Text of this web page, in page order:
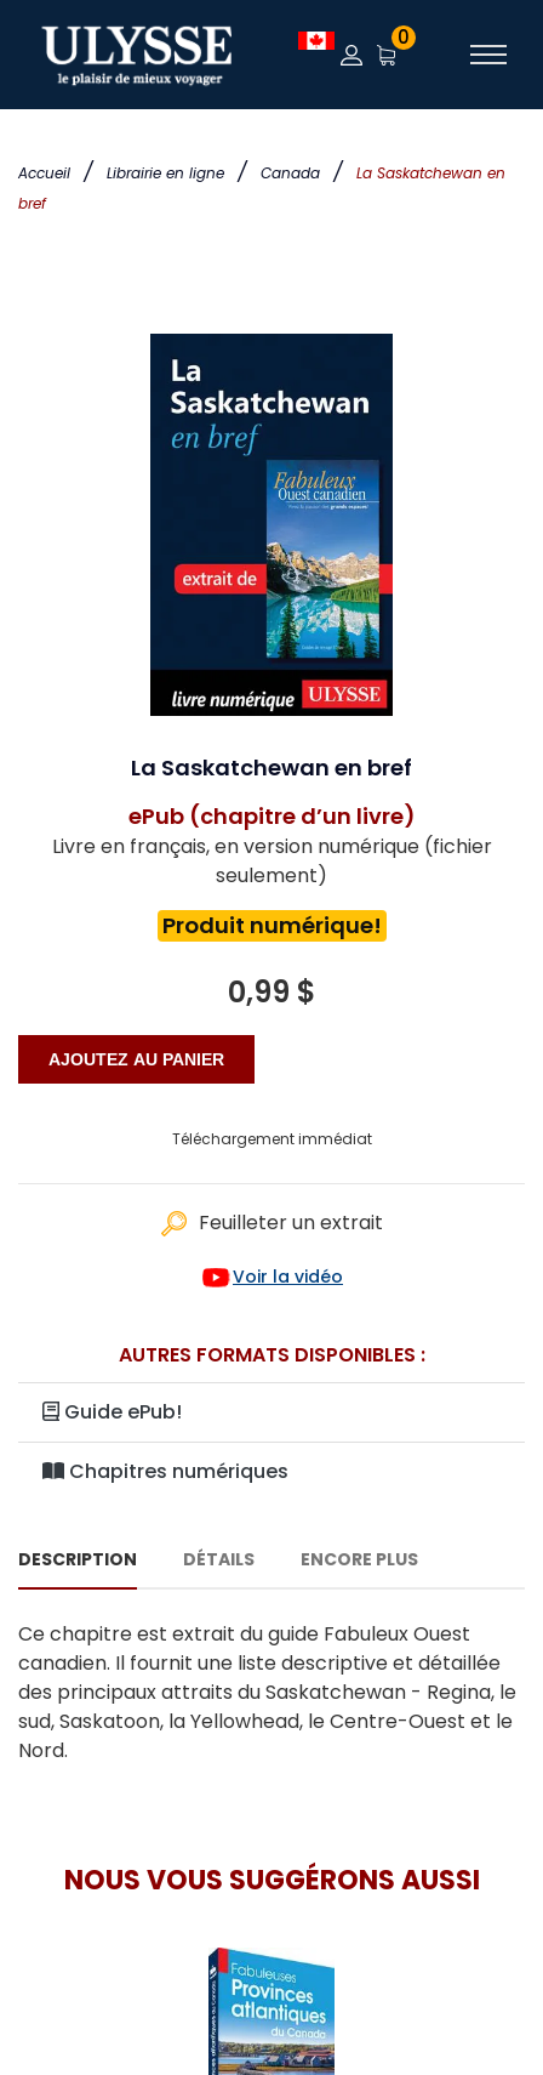
Accueil / Librairie en ligne / Canada /
La Saskatchewan en
bref
0
La Saskatchewan en bref
ePub (chapitre d’un livre)
Livre en français, en version numérique (fichier
seulement)
Produit numérique!
0,99 $
Téléchargement immédiat
Feuilleter un extrait
Voir la vidéo
AUTRES FORMATS DISPONIBLES :
Guide ePub!
Chapitres numériques
DESCRIPTION DÉTAILS ENCORE PLUS
Ce chapitre est extrait du guide Fabuleux Ouest
canadien. Il fournit une liste descriptive et détaillée
des principaux attraits du Saskatchewan - Regina, le
sud, Saskatoon, la Yellowhead, le Centre-Ouest et le
Nord.
NOUS VOUS SUGGÉRONS AUSSI